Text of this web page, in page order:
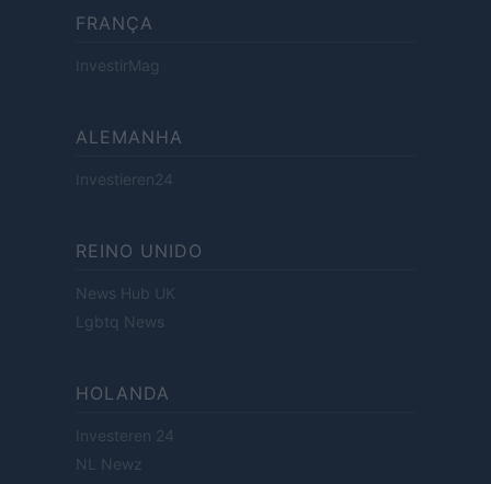
FRANÇA
InvestirMag
ALEMANHA
Investieren24
REINO UNIDO
News Hub UK
Lgbtq News
HOLANDA
Investeren 24
NL Newz